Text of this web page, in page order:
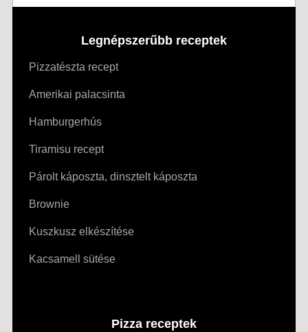
Legnépszerűbb receptek
Pizzatészta recept
Amerikai palacsinta
Hamburgerhús
Tiramisu recept
Párolt káposzta, dinsztelt káposzta
Brownie
Kuszkusz elkészítése
Kacsamell sütése
Pizza receptek